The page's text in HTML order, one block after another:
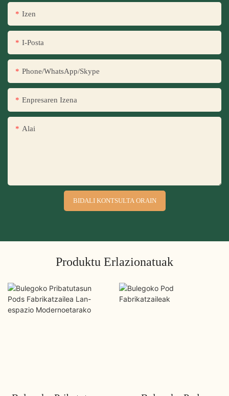
Izen
I-Posta
Phone/WhatsApp/Skype
Enpresaren Izena
Alai
BIDALI KONTSULTA ORAIN
Produktu Erlazionatuak